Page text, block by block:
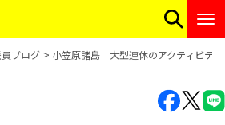
ブログ 小笠原諸島 大型連休のアクティビテ